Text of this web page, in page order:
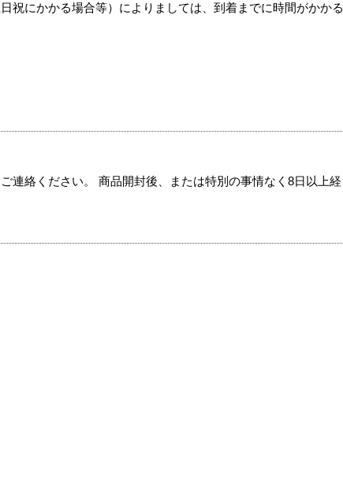
祝にかかる場合等）によりましては、到着までに時間がかかる
連絡ください。 商品開封後、または特別の事情なく8日以上経